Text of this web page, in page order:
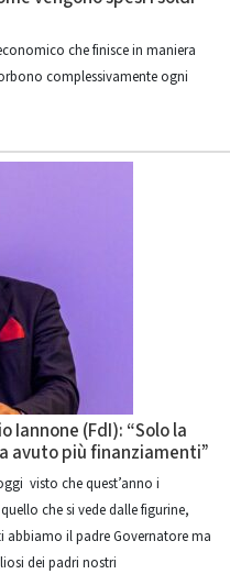
che finisce in maniera
complessivamente ogni
Iannone (FdI): “Solo la
avuto più finanziamenti”
visto che quest’anno i
che si vede dalle figurine,
il padre Governatore ma
dei padri nostri